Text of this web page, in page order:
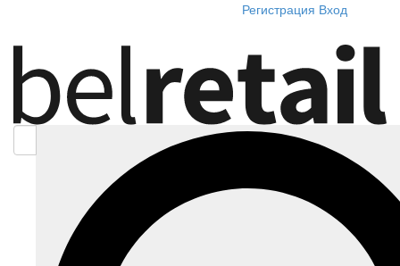
Регистрация Вход